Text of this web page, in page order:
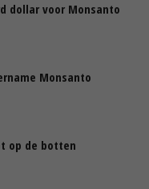
dollar voor Monsanto
Monsanto
op de botten